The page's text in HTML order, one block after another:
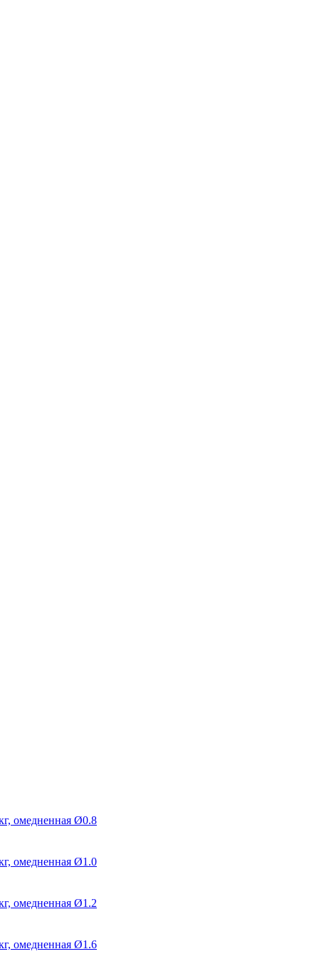
омедненная Ø0.8
омедненная Ø1.0
омедненная Ø1.2
омедненная Ø1.6